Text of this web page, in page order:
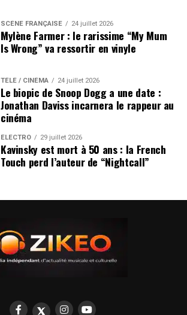
SCÈNE FRANÇAISE 24 juillet 2026
Mylène Farmer : le rarissime “My Mum
Is Wrong” va ressortir en vinyle
TÉLÉ / CINÉMA 24 juillet 2026
Le biopic de Snoop Dogg a une date :
Jonathan Daviss incarnera le rappeur au
cinéma
ÉLECTRO 29 juillet 2026
Kavinsky est mort à 50 ans : la French
Touch perd l’auteur de “Nightcall”